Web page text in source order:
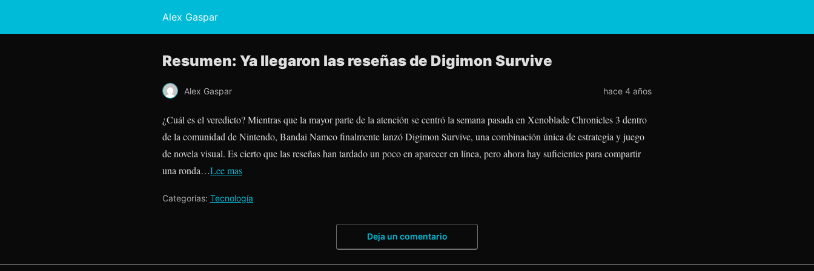
Alex Gaspar
Resumen: Ya llegaron las reseñas de Digimon Survive
Alex Gaspar hace 4 años
¿Cuál es el veredicto? Mientras que la mayor parte de la atención se centró la semana pasada en Xenoblade Chronicles 3 dentro
de la comunidad de Nintendo, Bandai Namco finalmente lanzó Digimon Survive, una combinación única de estrategia y juego
de novela visual. Es cierto que las reseñas han tardado un poco en aparecer en línea, pero ahora hay suficientes para compartir
una ronda…Lee mas
Categorías: Tecnología
Deja un comentario